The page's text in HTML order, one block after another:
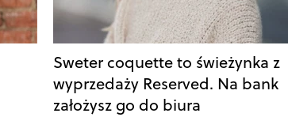
Sweter coquette to świeżynka z
wyprzedaży Reserved. Na bank
założysz go do biura